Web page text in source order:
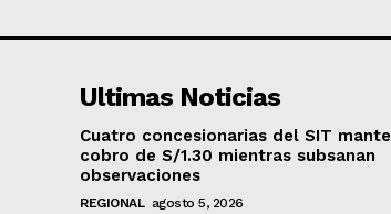
Ultimas Noticias
Cuatro concesionarias del SIT
cobro de S/1.30 mientras subsanan
observaciones
REGIONAL agosto 5, 2026